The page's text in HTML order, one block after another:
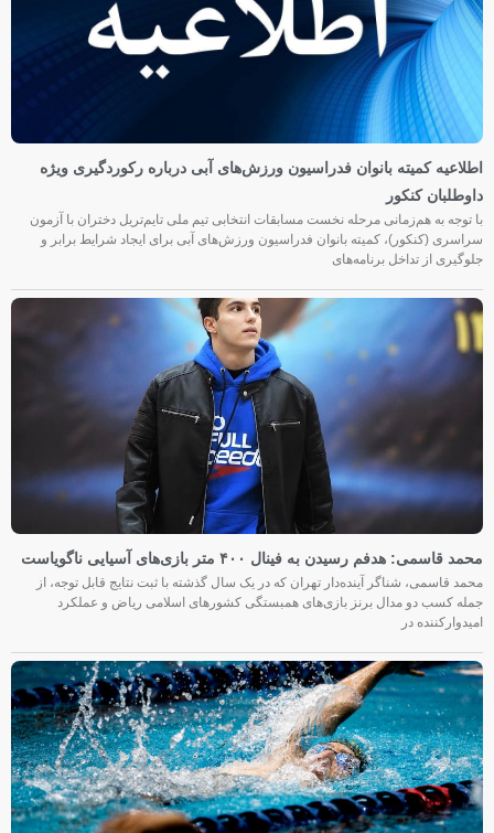
اطلاعیه کمیته بانوان فدراسیون ورزش‌های آبی درباره رکوردگیری ویژه
داوطلبان کنکور
با توجه به هم‌زمانی مرحله نخست مسابقات انتخابی تیم ملی تایم‌تریل دختران با آزمون
سراسری (کنکور)، کمیته بانوان فدراسیون ورزش‌های آبی برای ایجاد شرایط برابر و
جلوگیری از تداخل برنامه‌های
محمد قاسمی: هدفم رسیدن به فینال ۴۰۰ متر بازی‌های آسیایی ناگویاست
محمد قاسمی، شناگر آینده‌دار تهران که در یک سال گذشته با ثبت نتایج قابل توجه، از
جمله کسب دو مدال برنز بازی‌های همبستگی کشورهای اسلامی ریاض و عملکرد
امیدوارکننده در